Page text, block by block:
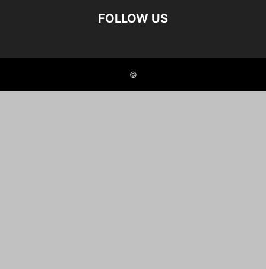
FOLLOW US
©